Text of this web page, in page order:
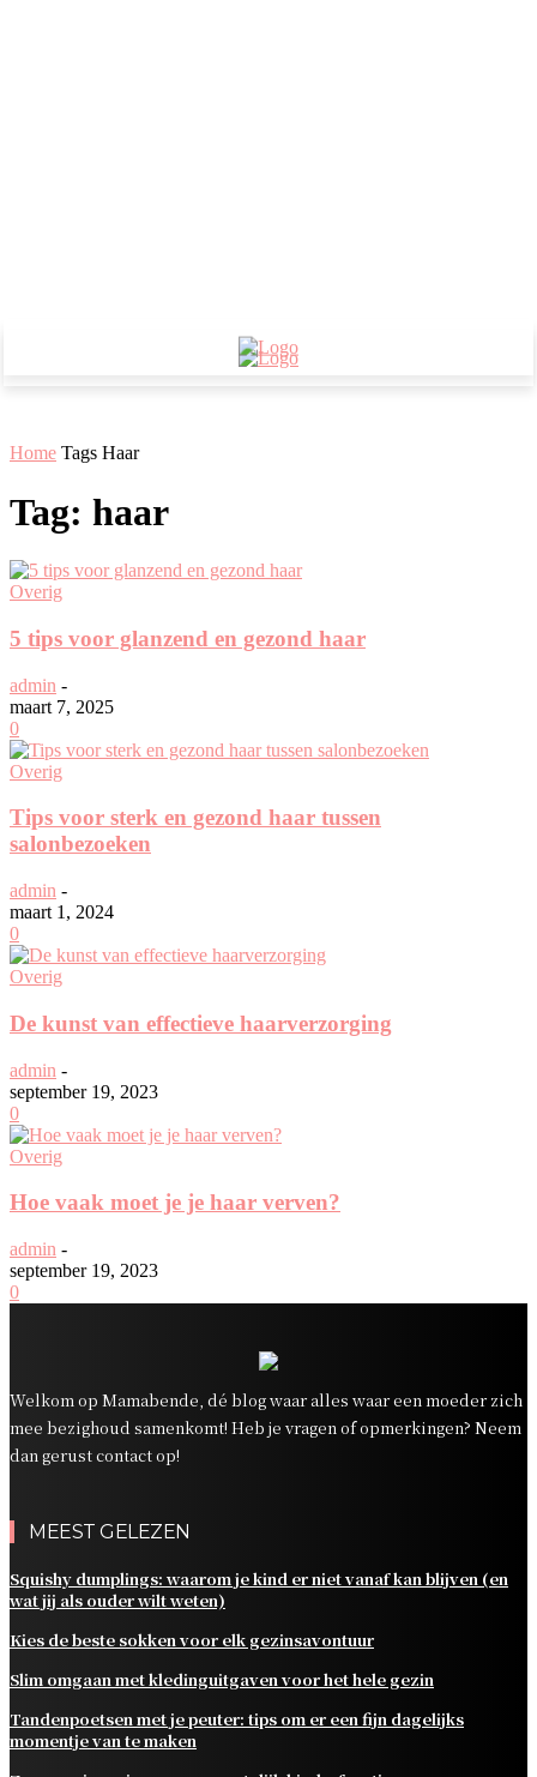
Home Tags Haar
Tag: haar
Overig
5 tips voor glanzend en gezond haar
admin -
maart 7, 2025
0
Overig
Tips voor sterk en gezond haar tussen
salonbezoeken
admin -
maart 1, 2024
0
Overig
De kunst van effectieve haarverzorging
admin -
september 19, 2023
0
Overig
Hoe vaak moet je je haar verven?
admin -
september 19, 2023
0
Welkom op Mamabende, dé blog waar alles waar een moeder zich
mee bezighoud samenkomt! Heb je vragen of opmerkingen? Neem
dan gerust contact op!
MEEST GELEZEN
Squishy dumplings: waarom je kind er niet vanaf kan blijven (en
wat jij als ouder wilt weten)
Kies de beste sokken voor elk gezinsavontuur
Slim omgaan met kledinguitgaven voor het hele gezin
Tandenpoetsen met je peuter: tips om er een fijn dagelijks
momentje van te maken